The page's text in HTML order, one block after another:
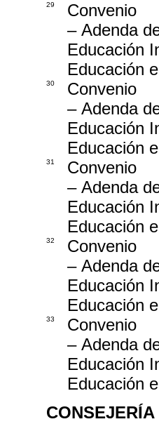
29
Convenio
– Adenda
Educación
Educación
30
Convenio
– Adenda
Educación
Educación
31
Convenio
– Adenda
Educación
Educación
32
Convenio
– Adenda
Educación
Educación
33
Convenio
– Adenda
Educación
Educación